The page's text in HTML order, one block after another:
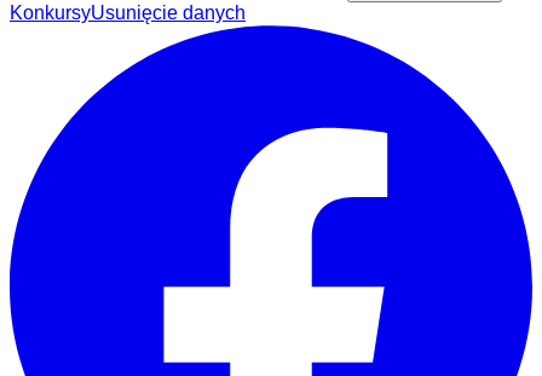
KonkursyUsunięcie danych